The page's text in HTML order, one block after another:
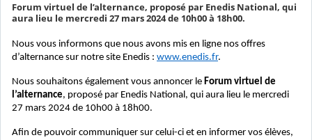
Forum virtuel de l’alternance, proposé par Enedis National, qui
aura lieu le mercredi 27 mars 2024 de 10h00 à 18h00.
Nous vous informons que nous avons mis en ligne nos offres
d’alternance sur notre site Enedis : www.enedis.fr.
Nous souhaitons également vous annoncer le Forum virtuel de
l’alternance, proposé par Enedis National, qui aura lieu le mercredi
27 mars 2024 de 10h00 à 18h00.
Afin de pouvoir communiquer sur celui-ci et en informer vos élèves,